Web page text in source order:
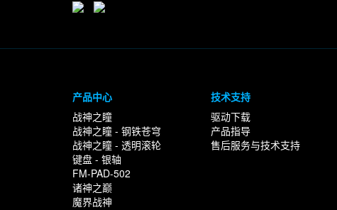
产品中心
战神之瞳
战神之瞳 - 钢铁苍穹
战神之瞳 - 透明滚轮
键盘 - 银轴
FM-PAD-502
诸神之巅
魔界战神
技术支持
驱动下载
产品指导
售后服务与技术支持